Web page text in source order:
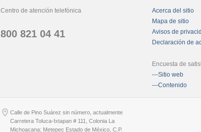
Centro de atención telefónica
800 821 04 41
Acerca del sitio
Mapa de sitio
Avisos de
Declaración de
Encuesta de
---Sitio web
---Contenido
Calle de Pino Suárez sin número, actualmente
Carretera Toluca-Ixtapan # 111, Colonia La
Michoacana; Metepec Estado de México, C.P.